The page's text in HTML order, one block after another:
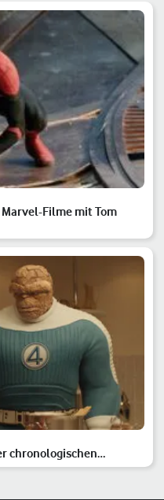
Filme mit Tom
chronologischen